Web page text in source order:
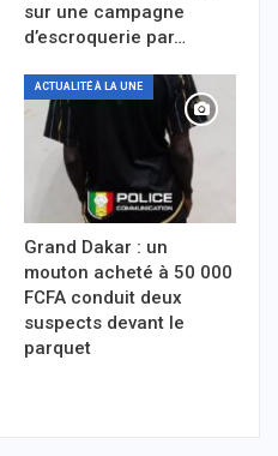
sur une campagne
d’escroquerie par…
ACTUALITÉ À LA UNE
Grand Dakar : un
mouton acheté à 50 000
FCFA conduit deux
suspects devant le
parquet